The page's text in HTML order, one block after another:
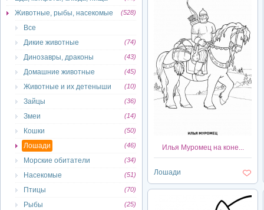
Животные, рыбы, насекомые (528)
Все
Дикие животные
(74)
Динозавры, драконы (43)
Домашние животные (45)
Животные и их детеныши (10)
Зайцы (36)
Змеи (14)
Кошки (50)
Лошади (46)
Морские обитатели (34)
Насекомые (51)
Птицы (70)
Рыбы (25)
Илья Муромец на коне...
Лошади